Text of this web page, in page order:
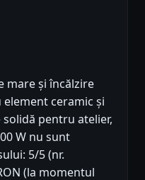
mare și încălzire
ceramic și
pentru atelier,
W nu sunt
5/5 (nr.
(la momentul